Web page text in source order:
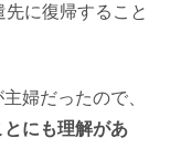
に復帰すること
婦だったので、
にも理解があ